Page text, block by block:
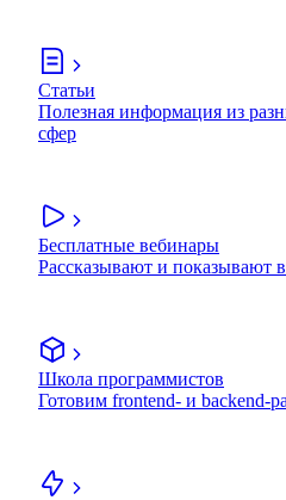
Статьи
Полезная информация из
сфер
Бесплатные вебинары
Рассказывают и показывают
Школа программистов
Готовим frontend- и backend-